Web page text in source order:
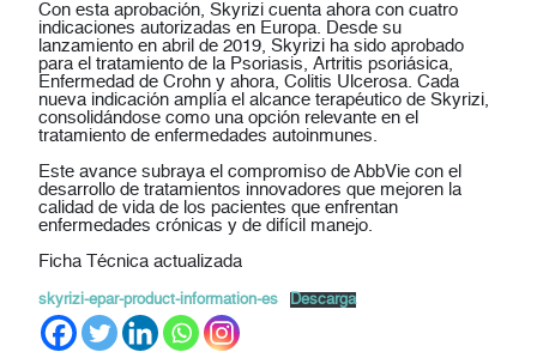
Con esta aprobación, Skyrizi cuenta ahora con cuatro
indicaciones autorizadas en Europa. Desde su
lanzamiento en abril de 2019, Skyrizi ha sido aprobado
para el tratamiento de la Psoriasis, Artritis psoriásica,
Enfermedad de Crohn y ahora, Colitis Ulcerosa. Cada
nueva indicación amplía el alcance terapéutico de Skyrizi,
consolidándose como una opción relevante en el
tratamiento de enfermedades autoinmunes.
Este avance subraya el compromiso de AbbVie con el
desarrollo de tratamientos innovadores que mejoren la
calidad de vida de los pacientes que enfrentan
enfermedades crónicas y de difícil manejo.
Ficha Técnica actualizada
skyrizi-epar-product-information-es Descarga